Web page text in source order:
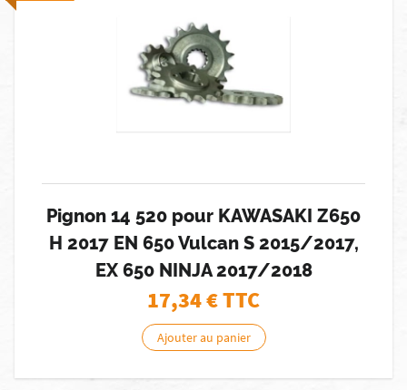
Pignon 14 520 pour KAWASAKI Z650
H 2017 EN 650 Vulcan S 2015/2017,
EX 650 NINJA 2017/2018
17,34€ TTC
Ajouter au panier